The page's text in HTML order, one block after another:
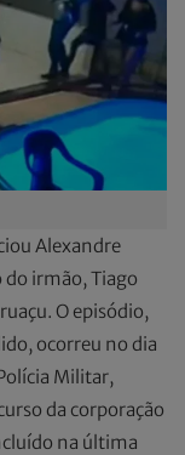
Alexandre
do irmão, Tiago
O episódio,
ocorreu no dia
Militar,
da corporação
na última